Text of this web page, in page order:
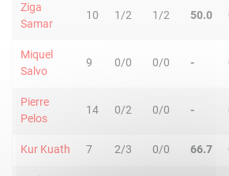
Ziga
Samar
10 1/2 1/2 50.0
Miquel
Salvo
9 0/0 0/0 -
Pierre
Pelos
14 0/2 0/0 -
Kur Kuath 7 2/3 0/0 66.7